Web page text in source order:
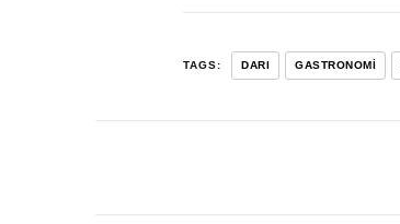
TAGS: DARI GASTRONOMI